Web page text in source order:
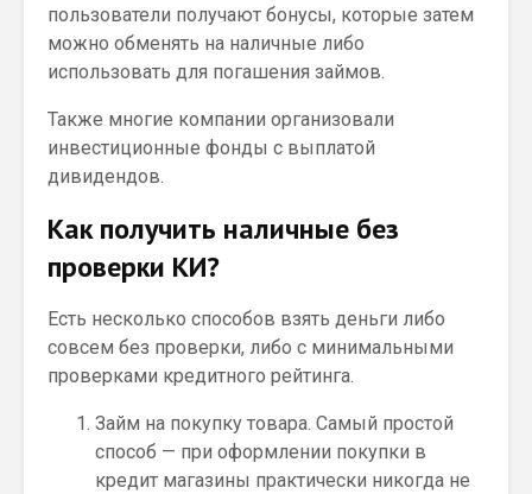
пользователи получают бонусы, которые затем
можно обменять на наличные либо
использовать для погашения займов.
Также многие компании организовали
инвестиционные фонды с выплатой
дивидендов.
Как получить наличные без
проверки КИ?
Есть несколько способов взять деньги либо
совсем без проверки, либо с минимальными
проверками кредитного рейтинга.
Займ на покупку товара. Самый простой
способ — при оформлении покупки в
кредит магазины практически никогда не